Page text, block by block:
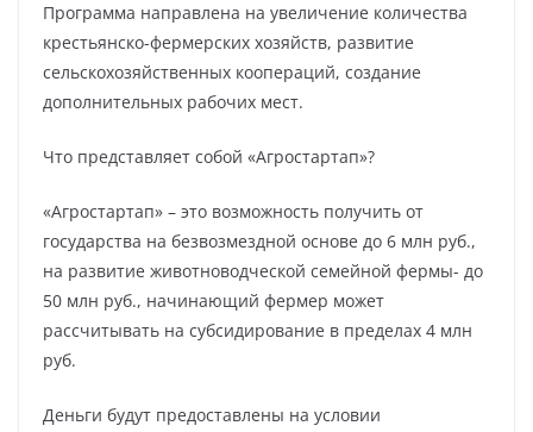
Программа направлена на увеличение количества
крестьянско-фермерских хозяйств, развитие
сельскохозяйственных коопераций, создание
дополнительных рабочих мест.
Что представляет собой «Агростартап»?
«Агростартап» – это возможность получить от
государства на безвозмездной основе до 6 млн руб.,
на развитие животноводческой семейной фермы- до
50 млн руб., начинающий фермер может
рассчитывать на субсидирование в пределах 4 млн
руб.
Деньги будут предоставлены на условии